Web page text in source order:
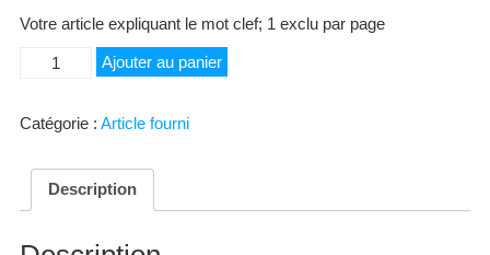
Votre article expliquant le mot clef; 1 exclu par page
quantité
Ajouter au panier
Catégorie : Article fourni
Description